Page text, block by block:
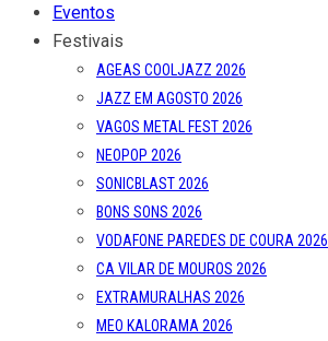
Eventos
Festivais
AGEAS COOLJAZZ 2026
JAZZ EM AGOSTO 2026
VAGOS METAL FEST 2026
NEOPOP 2026
SONICBLAST 2026
BONS SONS 2026
VODAFONE PAREDES DE COURA 2026
CA VILAR DE MOUROS 2026
EXTRAMURALHAS 2026
MEO KALORAMA 2026